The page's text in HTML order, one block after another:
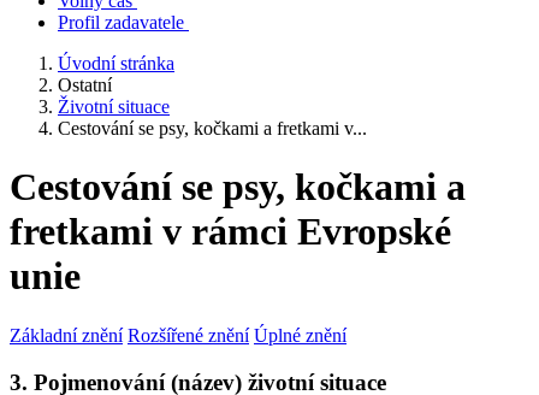
Profil zadavatele
Úvodní stránka
Ostatní
Životní situace
Cestování se psy, kočkami a fretkami v...
Cestování se psy, kočkami a
fretkami v rámci Evropské
unie
Základní znění Rozšířené znění Úplné znění
3. Pojmenování (název) životní situace